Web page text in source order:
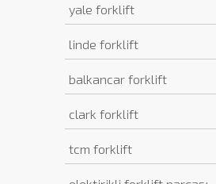
yale forklift
linde forklift
balkancar forklift
clark forklift
tcm forklift